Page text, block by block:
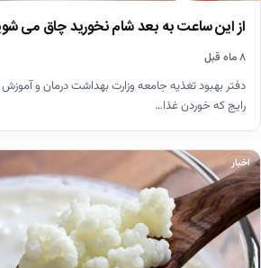
از این ساعت به بعد شام نخورید چاق می
۸ ماه قبل
دفتر بهبود تغذیه جامعه وزارت بهداشت درمان و آموزش
رایج که خوردن غذا…
اخبار